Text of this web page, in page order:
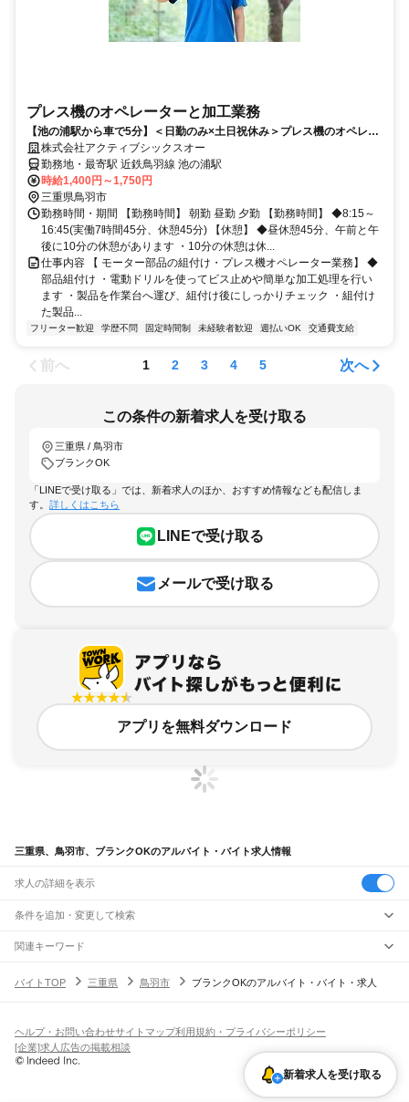
プレス機のオペレーターと加工業務
【池の浦駅から車で5分】＜日勤のみ×土日祝休み＞プレス機のオペレー
ター＆簡単加工
株式会社アクティブシックスオー
勤務地・最寄駅 近鉄鳥羽線 池の浦駅
時給1,400円～1,750円
三重県鳥羽市
勤務時間・期間 【勤務時間】 朝勤 昼勤 夕勤 【勤務時間】 ◆8:15～
16:45(実働7時間45分、休憩45分) 【休憩】 ◆昼休憩45分、午前と午
後に10分の休憩があります ・10分の休憩は休...
仕事内容 【 モーター部品の組付け・プレス機オペレーター業務】 ◆
部品組付け ・電動ドリルを使ってビス止めや簡単な加工処理を行い
ます ・製品を作業台へ運び、組付け後にしっかりチェック ・組付け
た製品...
フリーター歓迎 学歴不問 固定時間制 未経験者歓迎 週払いOK 交通費支給
前へ 1 2 3 4 5 次へ
この条件の新着求人を受け取る
三重県 / 鳥羽市
ブランクOK
「LINEで受け取る」では、新着求人のほか、おすすめ情報なども配信しま
す。 詳しくはこちら
LINEで受け取る
メールで受け取る
アプリを無料ダウンロード
三重県、鳥羽市、ブランクOKのアルバイト・バイト求人情報
求人の詳細を表示
条件を追加・変更して検索
市区町村を追加・変更
三重県すべて
駅を追加・変更
長島駅 桑名駅朝日駅 富田駅 富田浜駅四日市駅 南四日市駅 河原田駅
井田川駅亀山駅
JR関西本線(亀山～加茂)
伊賀上野駅 島ケ原駅
飲食・フードサービス
飲食・フードサービス
ホールスタッフ
皿洗い・洗い場精肉・鮮魚加工
バー（BAR）・バーテンダー
飲食店（店長・マネージャー）
特徴を追加・変更
人気
髪型・髪色自由ひげOKネイルOK
留学生・外国人活躍中
関連キーワード
バイトTOP
三重県 鳥羽市 ブランクOKのアルバイト・バイト・求人
新着求人を受け取る
ヘルプ・お問い合わせサイトマップ利用規約・プライバシーポリシー
[企業]求人広告の掲載相談